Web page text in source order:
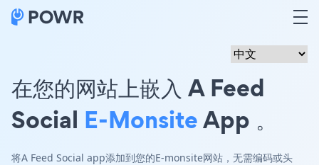
在您的网站上嵌入 A Feed
Social E-MonsiteApp 。
将A Feed Social app添加到您的E-monsite网站，无需编码或头